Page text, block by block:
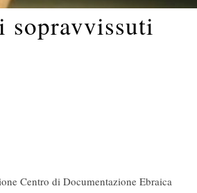
sopravvissuti
Centro di Documentazione Ebraica